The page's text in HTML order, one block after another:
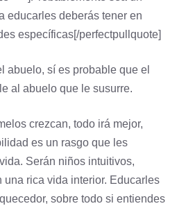
educarles deberás tener en
específicas[/perfectpullquote]
abuelo, sí es probable que el
al abuelo que le susurre.
crezcan, todo irá mejor,
es un rasgo que les
Serán niños intuitivos,
una rica vida interior. Educarles
sobre todo si entiendes